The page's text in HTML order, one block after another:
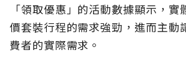
「領取優惠」的活動數據顯示，實
價套裝行程的需求強勁，進而主動
費者的實際需求。